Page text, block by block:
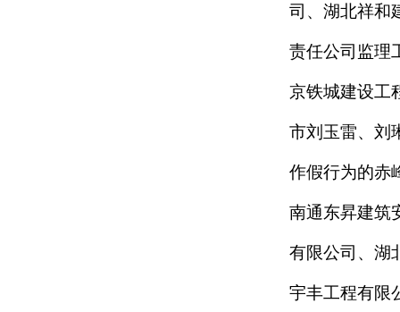
司、湖北祥和
责任公司监理
京铁城建设工
市刘玉雷、刘
作假行为的赤
南通东昇建筑
有限公司、湖
宇丰工程有限